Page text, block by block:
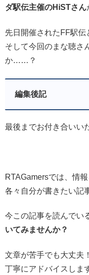
ダ駅伝主催のHiSTさん
先日開催されたFF駅
そして今回のまな聴
か……？
編集後記
最後までお付き合いい
RTAGamersでは、情
各々自分が書きたい記
今この記事を読んでい
いてみませんか？
文章が苦手でも大丈夫
丁寧にアドバイスしま